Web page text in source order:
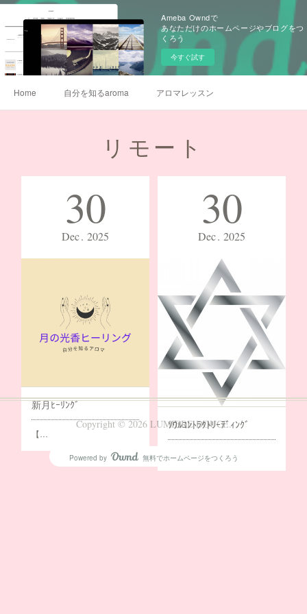
Ameba Owndで
あなただけのホームページやブログをつ
くろう
今すぐ試す
Home 自分を知るaroma アロマレッスン
リモート
30
Dec 2025
新月ﾋｰﾘﾝｸﾞ
【…
30
Dec 2025
ｿｳﾙｺﾝﾄﾗｸﾄﾘｰﾃﾞｨﾝｸﾞ
ソウルコン…
Copyright ©2026 LUMIERE DOUCE.
Powered by AmebaOwnd
無料でホームページをつくろう